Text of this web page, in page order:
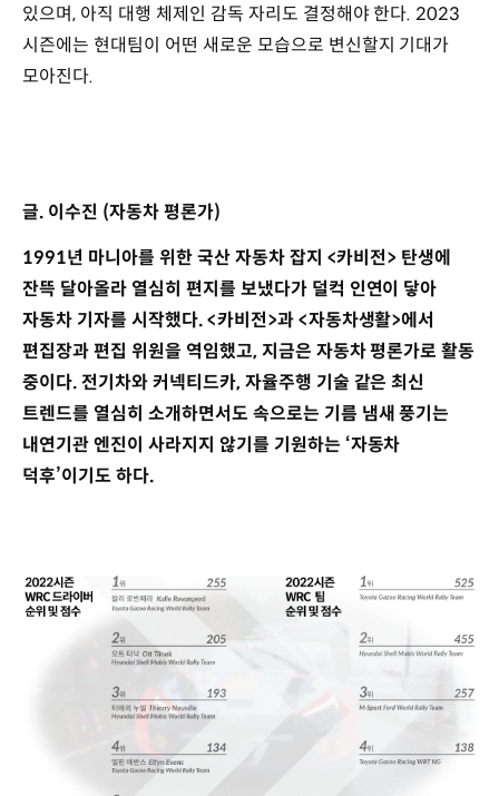
있으며, 아직 대행 체제인 감독 자리도 결정해야 한다. 2023
시즌에는 현대팀이 어떤 새로운 모습으로 변신할지 기대가
모아진다.
글. 이수진 (자동차 평론가)
1991년 마니아를 위한 국산 자동차 잡지 <카비전> 탄생에
잔뜩 달아올라 열심히 편지를 보냈다가 덜컥 인연이 닿아
자동차 기자를 시작했다. <카비전>과 <자동차생활>에서
편집장과 편집 위원을 역임했고, 지금은 자동차 평론가로 활동
중이다. 전기차와 커넥티드카, 자율주행 기술 같은 최신
트렌드를 열심히 소개하면서도 속으로는 기름 냄새 풍기는
내연기관 엔진이 사라지지 않기를 기원하는 ‘자동차
덕후’이기도 하다.